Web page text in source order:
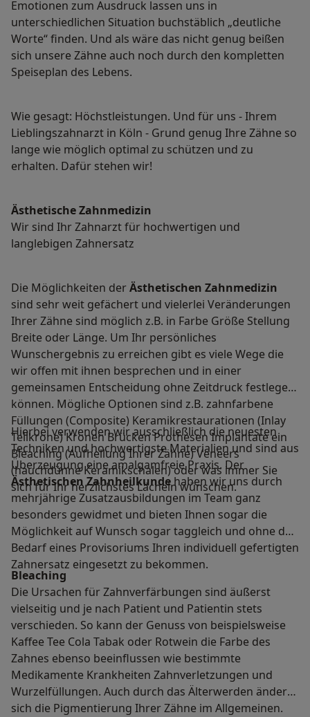
Emotionen zum Ausdruck lassen uns in
unterschiedlichen Situation buchstäblich „deutliche
Worte“ finden. Und als wäre das nicht genug beißen
sich unsere Zähne auch noch durch den kompletten
Speiseplan des Lebens.
Wie gesagt: Höchstleistungen. Und für uns - Ihrem
Lieblingszahnarzt in Köln - Grund genug Ihre Zähne so
lange wie möglich optimal zu schützen und zu
erhalten. Dafür stehen wir!
Ästhetische Zahnmedizin
Wir sind Ihr Zahnarzt für hochwertigen und
langlebigen Zahnersatz
Die Möglichkeiten derÄsthetischen Zahnmedizin
sind sehr weit gefächert und vielerlei Veränderungen
Ihrer Zähne sind möglich z.B. in Farbe Größe Stellung
Breite oder Länge. Um Ihr persönliches
Wunschergebnis zu erreichen gibt es viele Wege die
wir offen mit ihnen besprechen und in einer
gemeinsamen Entscheidung ohne Zeitdruck festlegen
können. Mögliche Optionen sind z.B. zahnfarbene
Füllungen (Composite) Keramikrestaurationen (Inlay
Teilkrone) Kronen Brücken Prothesen Implantate ein
Bleaching (Aufhellung Ihrer Zähne) Veneers
(hauchdünne Keramikschalen) oder was immer Sie
sich für Ihr herzlichstes Lächeln wünschen.
Hierbei verwenden wir ausschließlich die neuesten
Techniken und hochwertigste Materialien und sind aus
Überzeugung eine amalgamfreie Praxis. Der
Ästhetischen Zahnheilkundehaben wir uns durch
mehrjährige Zusatzausbildungen im Team ganz
besonders gewidmet und bieten Ihnen sogar die
Möglichkeit auf Wunsch sogar taggleich und ohne den
Bedarf eines Provisoriums Ihren individuell gefertigten
Zahnersatz eingesetzt zu bekommen.
Bleaching
Die Ursachen für Zahnverfärbungen sind äußerst
vielseitig und je nach Patient und Patientin stets
verschieden. So kann der Genuss von beispielsweise
Kaffee Tee Cola Tabak oder Rotwein die Farbe des
Zahnes ebenso beeinflussen wie bestimmte
Medikamente Krankheiten Zahnverletzungen und
Wurzelfüllungen. Auch durch das Älterwerden ändert
sich die Pigmentierung Ihrer Zähne im Allgemeinen.